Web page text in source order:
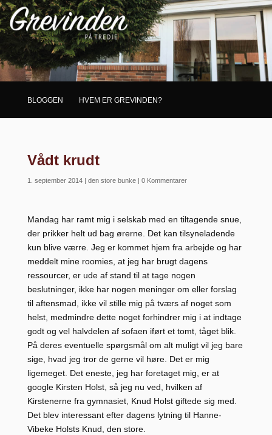
BLOGGEN HVEM ER GREVINDEN?
Vådt krudt
1. september 2014| den store bunke| 0 Kommentarer
Mandag har ramt mig i selskab med en tiltagende snue,
der prikker helt ud bag ørerne. Det kan tilsyneladende
kun blive værre. Jeg er kommet hjem fra arbejde og har
meddelt mine roomies, at jeg har brugt dagens
ressourcer, er ude af stand til at tage nogen
beslutninger, ikke har nogen meninger om eller forslag
til aftensmad, ikke vil stille mig på tværs af noget som
helst, medmindre dette noget forhindrer mig i at indtage
godt og vel halvdelen af sofaen iført et tomt, tåget blik.
På deres eventuelle spørgsmål om alt muligt vil jeg bare
sige, hvad jeg tror de gerne vil høre. Det er mig
ligemeget. Det eneste, jeg har foretaget mig, er at
google Kirsten Holst, så jeg nu ved, hvilken af
Kirstenerne fra gymnasiet, Knud Holst giftede sig med.
Det blev interessant efter dagens lytning til Hanne-
Vibeke Holsts Knud, den store.